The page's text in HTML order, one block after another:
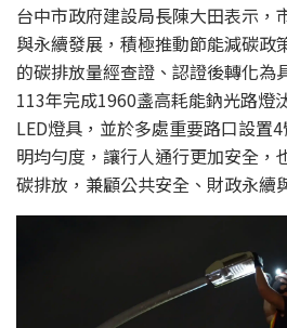
台中市政府建設局長陳大田表示，
與永續發展，積極推動節能減碳政
的碳排放量經查證、認證後轉化為
113年完成1960盞高耗能鈉光路燈
LED燈具，並於多處重要路口設置
明均勻度，讓行人通行更加安全，
碳排放，兼顧公共安全、財政永續